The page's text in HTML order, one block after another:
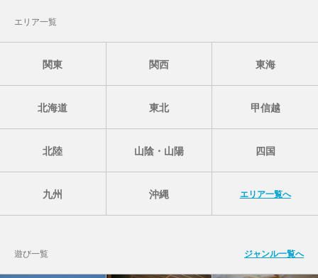
エリア一覧
関東 関西 東海
北海道 東北 甲信越
北陸 山陰・山陽 四国
九州 沖縄 エリア一覧へ
遊び一覧 ジャンル一覧へ